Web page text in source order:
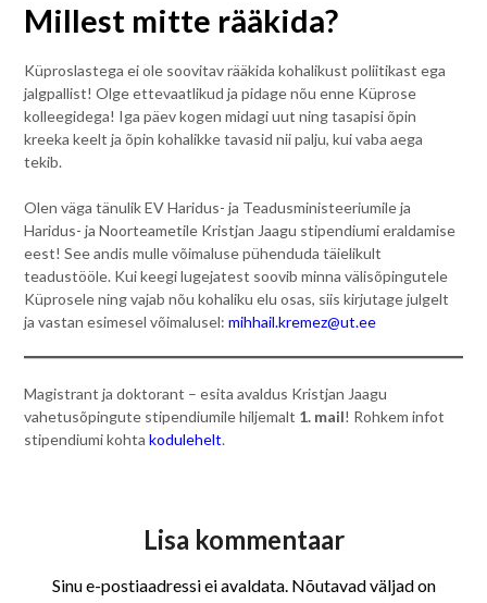
Millest mitte rääkida?
Küproslastega ei ole soovitav rääkida kohalikust poliitikast ega
jalgpallist! Olge ettevaatlikud ja pidage nõu enne Küprose
kolleegidega! Iga päev kogen midagi uut ning tasapisi õpin
kreeka keelt ja õpin kohalikke tavasid nii palju, kui vaba aega
tekib.
Olen väga tänulik EV Haridus- ja Teadusministeeriumile ja
Haridus- ja Noorteametile Kristjan Jaagu stipendiumi eraldamise
eest! See andis mulle võimaluse pühenduda täielikult
teadustööle. Kui keegi lugejatest soovib minna välisõpingutele
Küprosele ning vajab nõu kohaliku elu osas, siis kirjutage julgelt
ja vastan esimesel võimalusel:mihhail.kremez@ut.ee
Magistrant ja doktorant – esita avaldus Kristjan Jaagu
vahetusõpingute stipendiumile hiljemalt 1. mail! Rohkem infot
stipendiumi kohtakodulehelt.
Lisa kommentaar
Sinu e-postiaadressi ei avaldata. Nõutavad väljad on